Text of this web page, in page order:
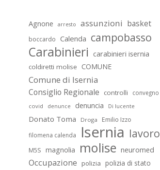
Agnone arresto assunzioni basket
boccardo Calenda campobasso
Carabinieri carabinieri isernia
coldiretti molise COMUNE
Comune di Isernia
Consiglio Regionale controlli convegno
covid denunce denuncia Di lucente
Donato Toma Droga Emilio Izzo
filomena calenda Isernia lavoro
M5S magnolia molise neuromed
Occupazione polizia polizia di stato